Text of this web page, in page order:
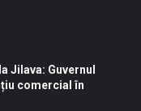
Jilava: Guvernul
comercial în